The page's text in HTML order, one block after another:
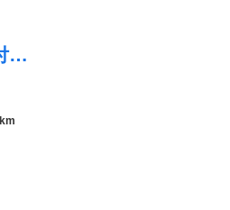
アクア Ｓ 追突安全ボディ／Ｂｌｕｅｔｏｏｔｈ／ウィンカー付き電動収納ミラー／パワーウィンドウ／スマートキー／プッシュスタート／ハイブリッド車／ＥＴＣ／オートエアコン／ＴＶ／ＡＭ／ＦＭ／ＤＩＳＣ／ナビ